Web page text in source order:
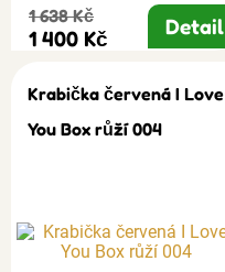
1 638 Kč
1 400 Kč Detail
Krabička červená I Love
You Box růží 004